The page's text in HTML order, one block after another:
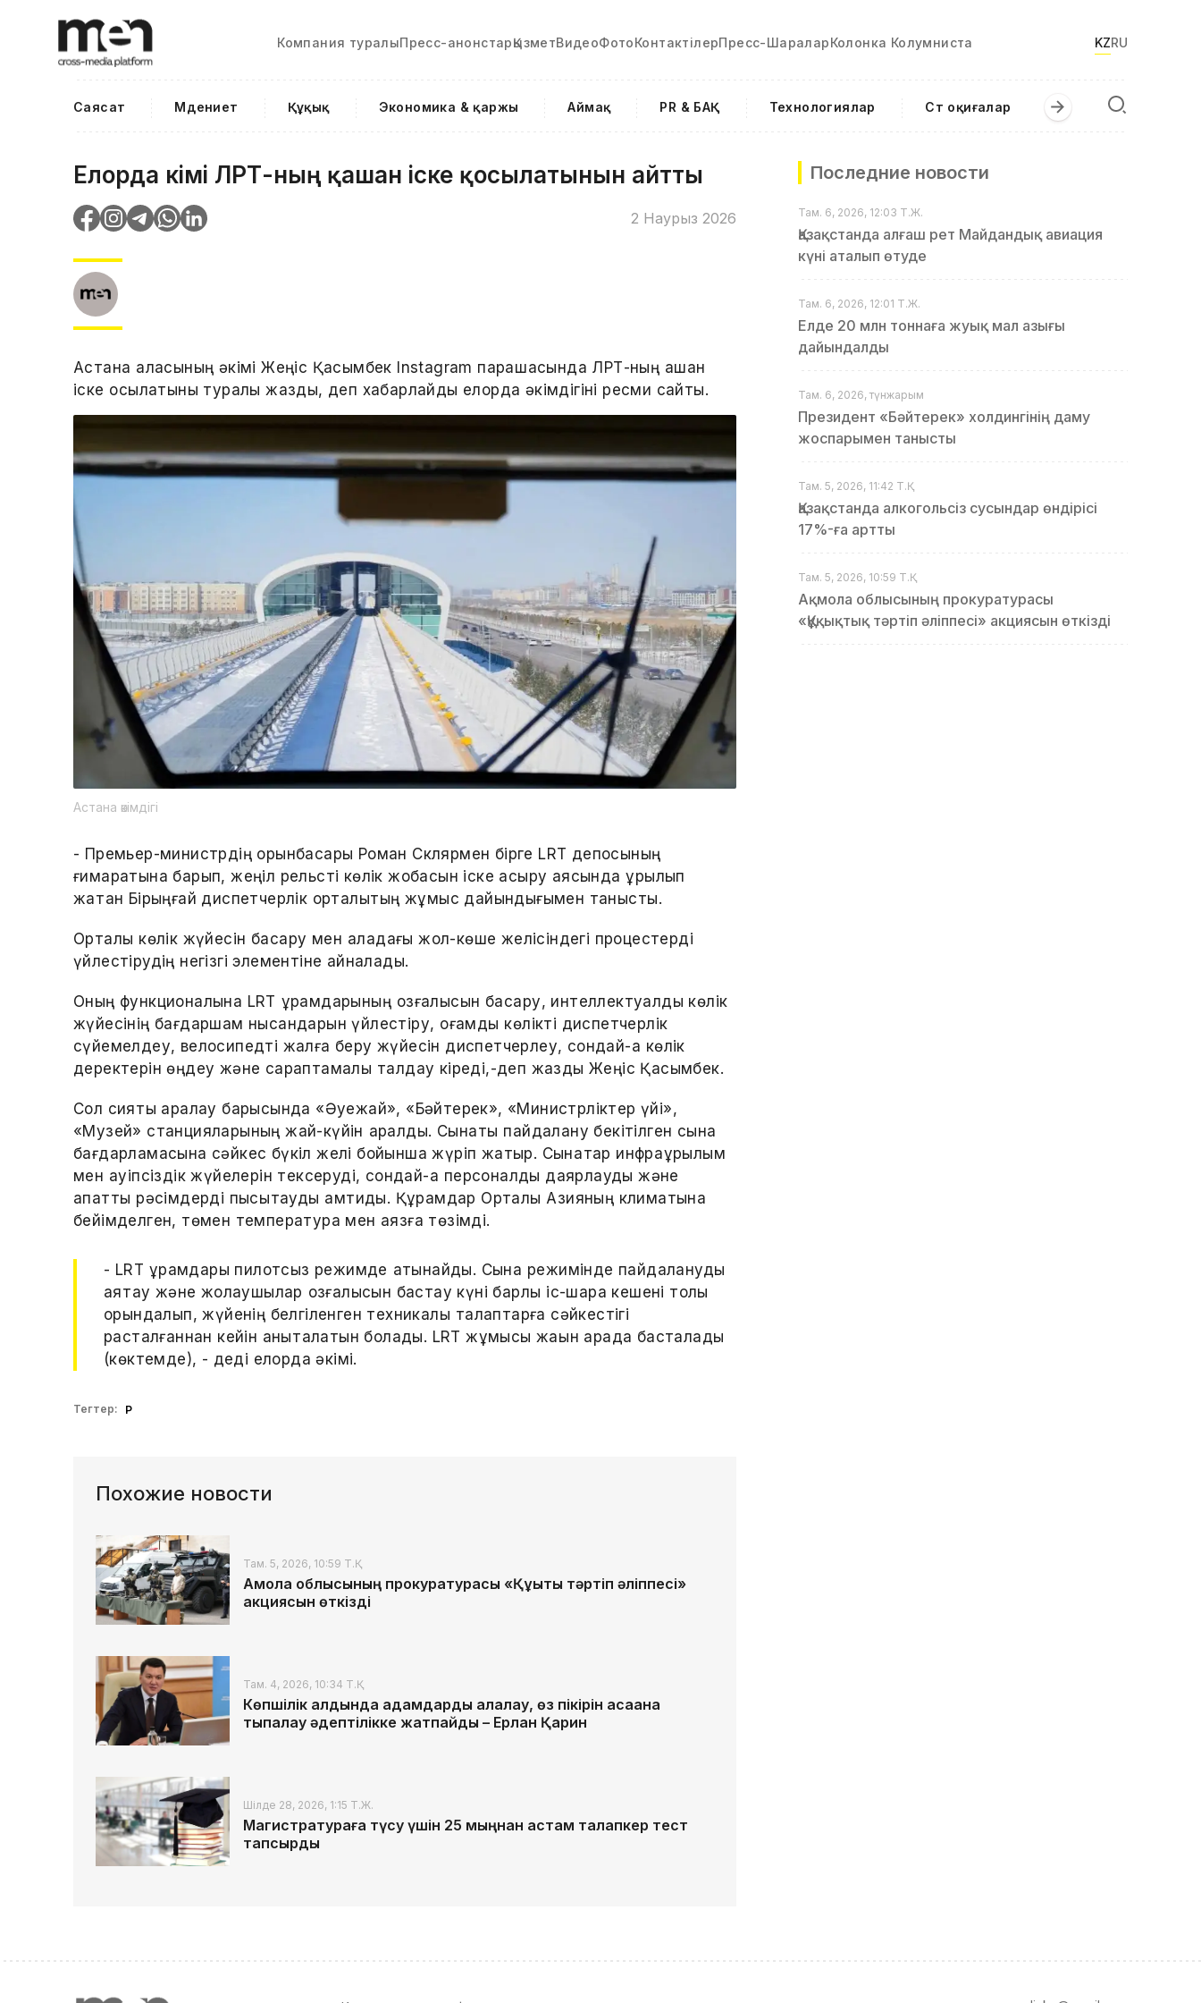
Компания туралыПресс-анонстарҚызметВидеоФотоКонтактілерПресс-ШараларКолонка Колумниста KZRU
Саясат Мәдениет Құқық Экономика & қаржы Аймақ PR & БАҚ Технологиялар Сәт оқиғалар
Елорда әкімі ЛРТ-ның қашан іске қосылатынын айтты
2 Наурыз 2026
Астана қаласының әкімі Жеңіс Қасымбек Instagram парақшасында ЛРТ-ның қашан
іске қосылатыны туралы жазды, деп хабарлайды елорда әкімдігіні ресми сайты.
Астана әкімдігі
- Премьер-министрдің орынбасары Роман Склярмен бірге LRT депосының
ғимаратына барып, жеңіл рельсті көлік жобасын іске асыру аясында құрылып
жатқан Бірыңғай диспетчерлік орталықтың жұмыс дайындығымен таныстық.
Орталық көлік жүйесін басқару мен қаладағы жол-көше желісіндегі процестерді
үйлестірудің негізгі элементіне айналады.
Оның функционалына LRT құрамдарының қозғалысын басқару, интеллектуалды көлік
жүйесінің бағдаршам нысандарын үйлестіру, қоғамдық көлікті диспетчерлік
сүйемелдеу, велосипедті жалға беру жүйесін диспетчерлеу, сондай-ақ көлік
деректерін өңдеу және сараптамалық талдау кіреді,-деп жазды Жеңіс Қасымбек.
Сол сияқты аралау барысында «Әуежай», «Бәйтерек», «Министрліктер үйі»,
«Музей» станцияларының жай-күйін қаралды. Сынақтық пайдалану бекітілген сынақ
бағдарламасына сәйкес бүкіл желі бойынша жүріп жатыр. Сынақтар инфрақұрылым
мен қауіпсіздік жүйелерін тексеруді, сондай-ақ персоналды даярлауды және
апаттық рәсімдерді пысықтауды қамтиды. Құрамдар Орталық Азияның климатына
бейімделген, төмен температура мен аязға төзімді.
- LRT құрамдары пилотсыз режимде қатынайды. Сынақ режимінде пайдалануды
аяқтау және жолаушылар қозғалысын бастау күні барлық іс-шара кешені толық
орындалып, жүйенің белгіленген техникалық талаптарға сәйкестігі
расталғаннан кейін анықталатын болады. LRT жұмысы жақын арада басталады
(көктемде), - деді елорда әкімі.
Тегтер: ҚР
Похожие новости
Там. 5, 2026, 10:59 Т.Қ.
Ақмола облысының прокуратурасы «Құқықтық тәртіп әліппесі»
акциясын өткізді
Там. 4, 2026, 10:34 Т.Қ.
Көпшілік алдында адамдарды алалау, өз пікірін қасақана
тықпалау әдептілікке жатпайды – Ерлан Қарин
Шілде 28, 2026, 1:15 Т.Ж.
Магистратураға түсу үшін 25 мыңнан астам талапкер тест
тапсырды
Последние новости
Там. 6, 2026, 12:03 Т.Ж.
Қазақстанда алғаш рет Майдандық авиация
күні аталып өтуде
Там. 6, 2026, 12:01 Т.Ж.
Елде 20 млн тоннаға жуық мал азығы
дайындалды
Там. 6, 2026, түнжарым
Президент «Бәйтерек» холдингінің даму
жоспарымен танысты
Там. 5, 2026, 11:42 Т.Қ.
Қазақстанда алкогольсіз сусындар өндірісі
17%-ға артты
Там. 5, 2026, 10:59 Т.Қ.
Ақмола облысының прокуратурасы
«Құқықтық тәртіп әліппесі» акциясын өткізді